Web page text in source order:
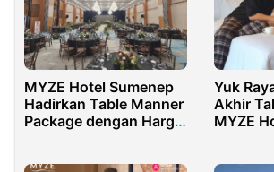
MYZE Hotel Sumenep
Hadirkan Table Manner
Package dengan Harga
Yuk
Akhir
MYZE